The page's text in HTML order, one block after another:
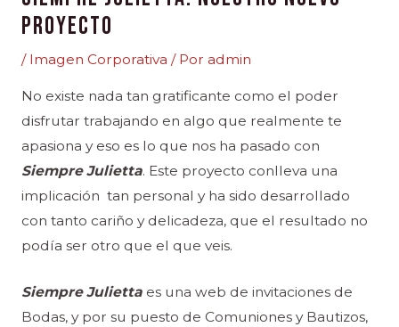
PROYECTO
/ Imagen Corporativa / Por admin
No existe nada tan gratificante como el poder
disfrutar trabajando en algo que realmente te
apasiona y eso es lo que nos ha pasado con
Siempre Julietta. Este proyecto conlleva una
implicación tan personal y ha sido desarrollado
con tanto cariño y delicadeza, que el resultado no
podía ser otro que el que veis.
Siempre Julietta es una web de invitaciones de
Bodas, y por su puesto de Comuniones y Bautizos,